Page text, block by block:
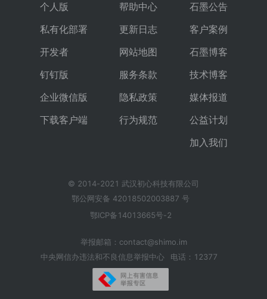
个人版
私有化部署
开发者
钉钉版
企业微信版
下载客户端
帮助中心
更新日志
网站地图
服务条款
隐私政策
行为规范
石墨公告
客户案例
石墨博客
技术博客
媒体报道
公益计划
加入我们
© 2014-2021 武汉初心科技有限公司
鄂公网安备 42018502003887 号
鄂ICP备14013665号-2
举报邮箱：contact@shimo.im
中央网信办违法和不良信息举报中心
电话：12377